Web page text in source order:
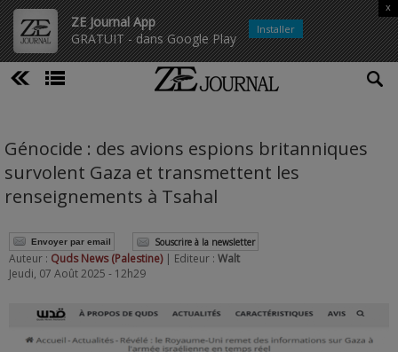
ZE Journal App
GRATUIT - dans Google Play
x
Installer
Génocide : des avions espions britanniques
survolent Gaza et transmettent les
renseignements à Tsahal
Envoyer par email Souscrire à la newsletter
Auteur : Quds News (Palestine) | Editeur : Walt
Jeudi, 07 Août 2025 - 12h29